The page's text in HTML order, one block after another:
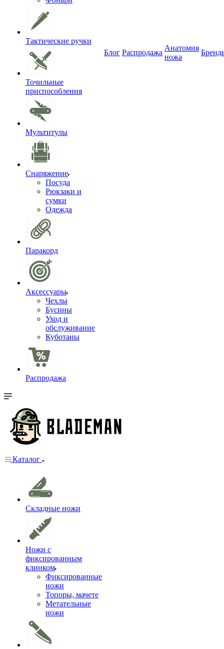
Тактические ручки
Точильные
приспособления
Мультитулы
Снаряжение
Посуда
Рюкзаки и
сумки
Одежда
Паракорд
Аксессуары
Чехлы
Бусины
Уход и
обслуживание
Куботаны
Распродажа
Блог Распродажа
Анатомия
ножа
Каталог
Складные ножи
Ножи с
фиксированным
клинком
Фиксированные
ножи
Топоры, мачете
Метательные
ножи